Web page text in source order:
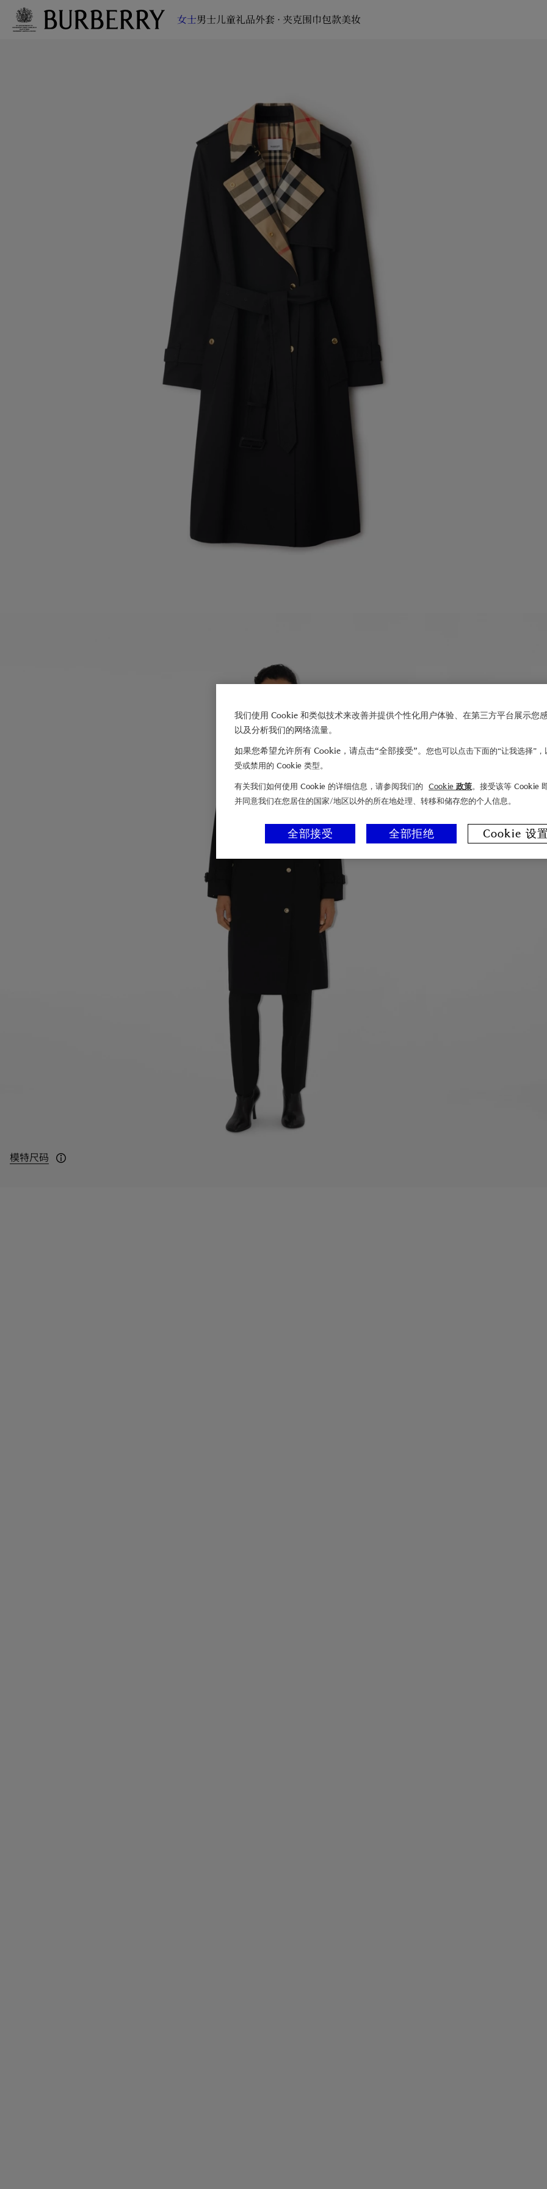
女士男士儿童礼品外套 · 夹克围巾包款美妆
模特尺码
模特身高：177cm，身穿 UK 8 码。
我们使用 Cookie 和类似技术来改善并提供个性化用户体验、在第三方平台展示您
以及分析我们的网络流量。
如果您希望允许所有 Cookie，请点击“全部接受”。 您也可以点击下面的“让我选择”
受或禁用的 Cookie 类型。
有关我们如何使用 Cookie 的详细信息，请参阅我们的 Cookie 政策。接受该等 Cookie
并同意我们在您居住的国家/地区以外的所在地处理、转移和储存您的个人信息。
全部拒绝
全部接受 Cookie 设